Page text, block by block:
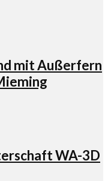
mit Außerfern
WA-3D